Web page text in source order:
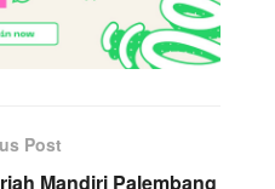
Post
Mandiri Palembang